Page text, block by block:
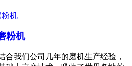
粉机
合我们公司几年的磨机生产经验，